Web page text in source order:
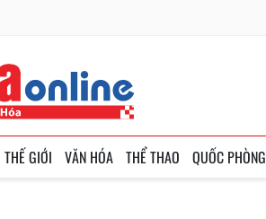
THẾ GIỚI VĂN HÓA THỂ THAO QUỐC PHÒNG